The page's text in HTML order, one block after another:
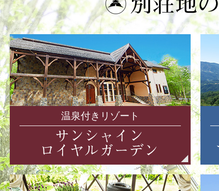
温泉付きリゾート